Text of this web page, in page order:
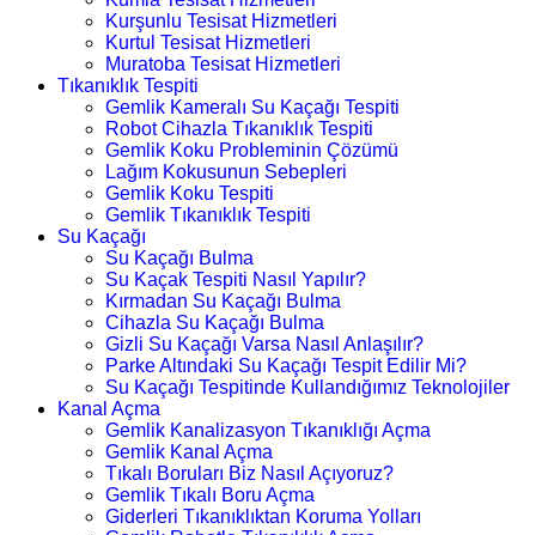
Kurşunlu Tesisat Hizmetleri
Kurtul Tesisat Hizmetleri
Muratoba Tesisat Hizmetleri
Tıkanıklık Tespiti
Gemlik Kameralı Su Kaçağı Tespiti
Robot Cihazla Tıkanıklık Tespiti
Gemlik Koku Probleminin Çözümü
Lağım Kokusunun Sebepleri
Gemlik Koku Tespiti
Gemlik Tıkanıklık Tespiti
Su Kaçağı
Su Kaçağı Bulma
Su Kaçak Tespiti Nasıl Yapılır?
Kırmadan Su Kaçağı Bulma
Cihazla Su Kaçağı Bulma
Gizli Su Kaçağı Varsa Nasıl Anlaşılır?
Parke Altındaki Su Kaçağı Tespit Edilir Mi?
Su Kaçağı Tespitinde Kullandığımız Teknolojiler
Kanal Açma
Gemlik Kanalizasyon Tıkanıklığı Açma
Gemlik Kanal Açma
Tıkalı Boruları Biz Nasıl Açıyoruz?
Gemlik Tıkalı Boru Açma
Giderleri Tıkanıklıktan Koruma Yolları